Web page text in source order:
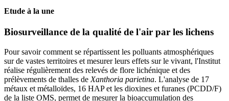
Etude à la une
Biosurveillance de la qualité de l'air par les lichens
Pour savoir comment se répartissent les polluants atmosphériques
sur de vastes territoires et mesurer leurs effets sur le vivant, l'Institut
réalise régulièrement des relevés de flore lichénique et des
prélèvements de thalles de Xanthoria parietina. L'analyse de 17
métaux et métalloïdes, 16 HAP et les dioxines et furanes (PCDD/F)
de la liste OMS, permet de mesurer la bioaccumulation des